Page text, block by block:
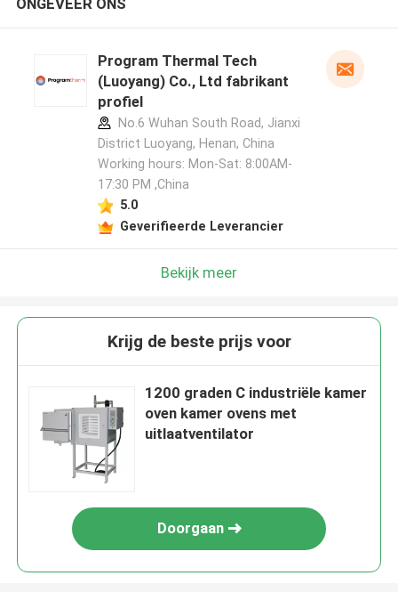
ONGEVEER ONS
Program Thermal Tech
(Luoyang) Co., Ltd fabrikant
profiel
No.6 Wuhan South Road, Jianxi
District Luoyang, Henan, China
Working hours: Mon-Sat: 8:00AM-
17:30 PM ,China
5.0
Geverifieerde Leverancier
Bekijk meer
Krijg de beste prijs voor
1200 graden C industriële kamer
oven kamer ovens met
uitlaatventilator
Doorgaan